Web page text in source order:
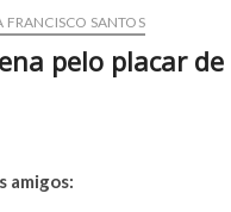
FRANCISCO SANTOS
pelo placar
amigos: